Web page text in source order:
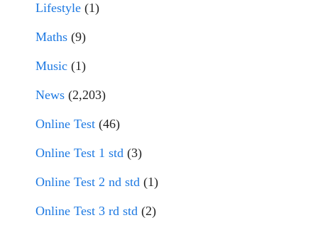
Lifestyle (1)
Maths (9)
Music (1)
News (2,203)
Online Test (46)
Online Test 1 std (3)
Online Test 2 nd std (1)
Online Test 3 rd std (2)